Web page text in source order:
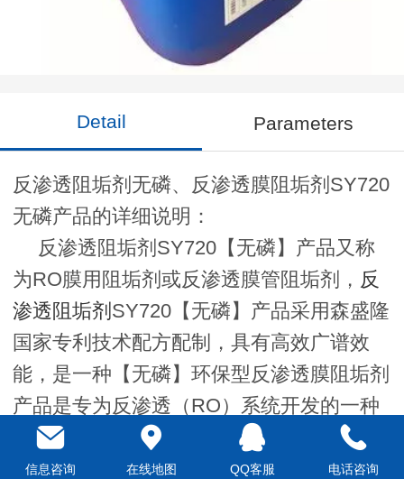
【无磷】反渗透阻垢剂添加方法SY720
Detail Parameters
反渗透阻垢剂无磷、反渗透膜阻垢剂SY720
无磷产品的详细说明：
反渗透阻垢剂SY720【无磷】产品又称
为RO膜用阻垢剂或反渗透膜管阻垢剂， 反
渗透阻垢剂 SY720【无磷】产品采用森盛隆
国家专利技术配方配制，具有高效广谱效
能，是一种【无磷】环保型反渗透膜阻垢剂
产品是专为反渗透（RO）系统开发的一种
广谱高效无磷环保型RO膜反渗透阻垢、分
散药剂。
信息咨询 在线地图 QQ客服 电话咨询